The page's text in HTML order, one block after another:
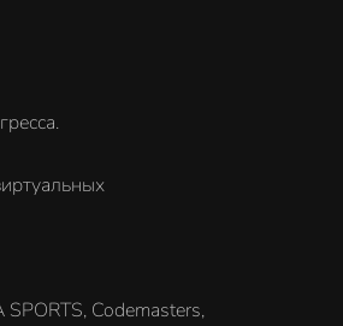
Codemasters,